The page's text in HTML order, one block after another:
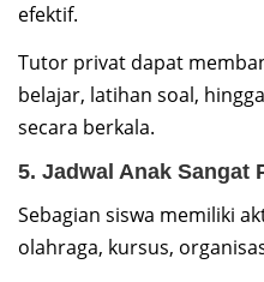
efektif.
Tutor privat dapat
belajar, latihan soal,
secara berkala.
5. Jadwal Anak Sangat
Sebagian siswa memiliki
olahraga, kursus,